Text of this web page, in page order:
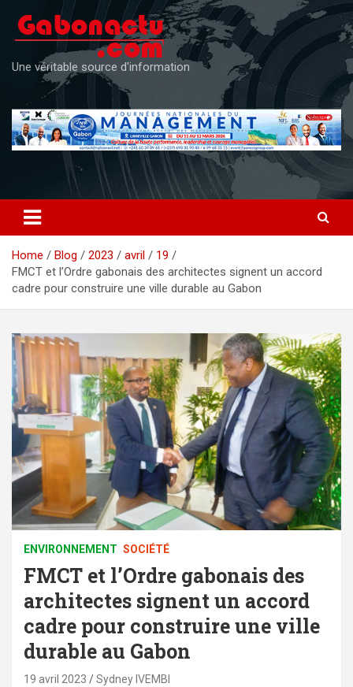
content
Une véritable source d'information
Home Blog 2023 avril
19
FMCT et l’Ordre gabonais des architectes signent un accord
cadre pour construire une ville durable au Gabon
ENVIRONNEMENT SOCIÉTÉ
FMCT et l’Ordre gabonais des
architectes signent un accord
cadre pour construire une ville
durable au Gabon
19 avril 2023 Sydney IVEMBI